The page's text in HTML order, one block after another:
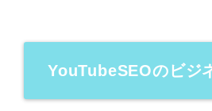
YouTubeSEOのビジ